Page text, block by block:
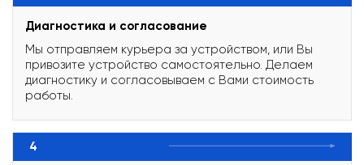
Диагностика и согласование
Мы отправляем курьера за устройством, или Вы
привозите устройство самостоятельно. Делаем
диагностику и согласовываем с Вами стоимость
работы.
4